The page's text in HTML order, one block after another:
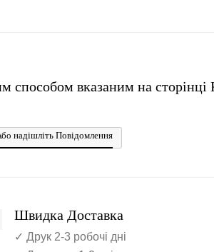
способом вказаним на сторінці
надішліть Повідомлення
Швидка Доставка
✓ Друк 2-3 робочі дні